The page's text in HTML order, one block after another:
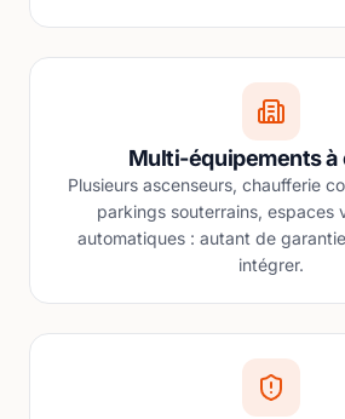
Multi-équipements à
Plusieurs ascenseurs, chaufferie
parkings souterrains, espaces
automatiques : autant de
intégrer.